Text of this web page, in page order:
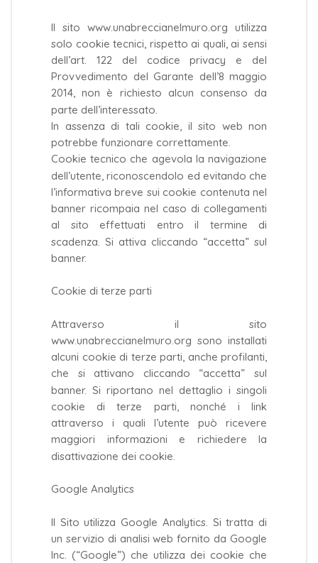
Il sito www.unabreccianelmuro.org utilizza
solo cookie tecnici, rispetto ai quali, ai sensi
dell’art. 122 del codice privacy e del
Provvedimento del Garante dell’8 maggio
2014, non è richiesto alcun consenso da
parte dell’interessato.
In assenza di tali cookie, il sito web non
potrebbe funzionare correttamente.
Cookie tecnico che agevola la navigazione
dell’utente, riconoscendolo ed evitando che
l’informativa breve sui cookie contenuta nel
banner ricompaia nel caso di collegamenti
al sito effettuati entro il termine di
scadenza. Si attiva cliccando “accetta” sul
banner.
Cookie di terze parti
Attraverso il sito
www.unabreccianelmuro.org sono installati
alcuni cookie di terze parti, anche profilanti,
che si attivano cliccando “accetta” sul
banner. Si riportano nel dettaglio i singoli
cookie di terze parti, nonché i link
attraverso i quali l’utente può ricevere
maggiori informazioni e richiedere la
disattivazione dei cookie.
Google Analytics
Il Sito utilizza Google Analytics. Si tratta di
un servizio di analisi web fornito da Google
Inc. (“Google”) che utilizza dei cookie che